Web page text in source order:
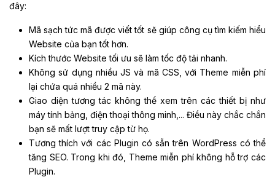
đây:
Mã sạch tức mã được viết tốt sẽ giúp công cụ tìm kiếm hiểu
Website của bạn tốt hơn.
Kích thước Website tối ưu sẽ làm tốc độ tải nhanh.
Không sử dụng nhiều JS và mã CSS, với Theme miễn phí
lại chứa quá nhiều 2 mã này.
Giao diện tương tác không thể xem trên các thiết bị như
máy tính bảng, điện thoại thông minh,... Điều này chắc chắn
bạn sẽ mất lượt truy cập từ họ.
Tương thích với các Plugin có sẵn trên WordPress có thể
tăng SEO. Trong khi đó, Theme miễn phí không hỗ trợ các
Plugin.